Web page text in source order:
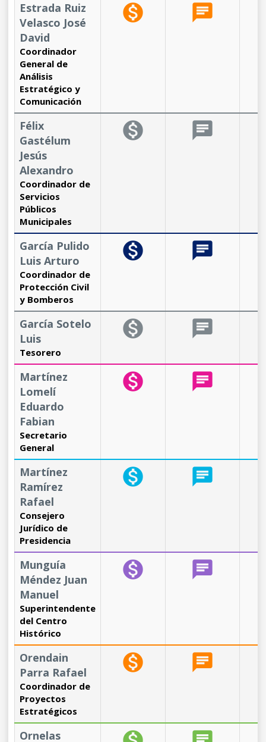
Estrada Ruiz
Velasco José
David
Coordinador
General de
Análisis
Estratégico y
Comunicación
monetization_on chat
Félix
Gastélum
Jesús
Alexandro
Coordinador de
Servicios
Públicos
Municipales
monetization_on chat
García Pulido
Luis Arturo
Coordinador de
Protección Civil
y Bomberos
monetization_on chat
García Sotelo
Luis
Tesorero
monetization_on chat
Martínez
Lomelí
Eduardo
Fabian
Secretario
General
monetization_on chat
Martínez
Ramírez
Rafael
Consejero
Jurídico de
Presidencia
monetization_on chat
Munguía
Méndez Juan
Manuel
Superintendente
del Centro
Histórico
monetization_on chat
Orendain
Parra Rafael
Coordinador de
Proyectos
Estratégicos
monetization_on chat
Ornelas